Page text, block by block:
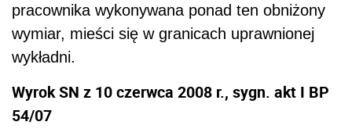
pracownika wykonywana ponad ten obniżony
wymiar, mieści się w granicach uprawnionej
wykładni.
Wyrok SN z 10 czerwca 2008 r., sygn. akt I BP
54/07